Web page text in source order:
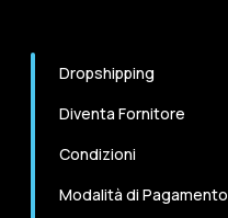
Dropshipping
Diventa Fornitore
Condizioni
Modalità di Pagamento